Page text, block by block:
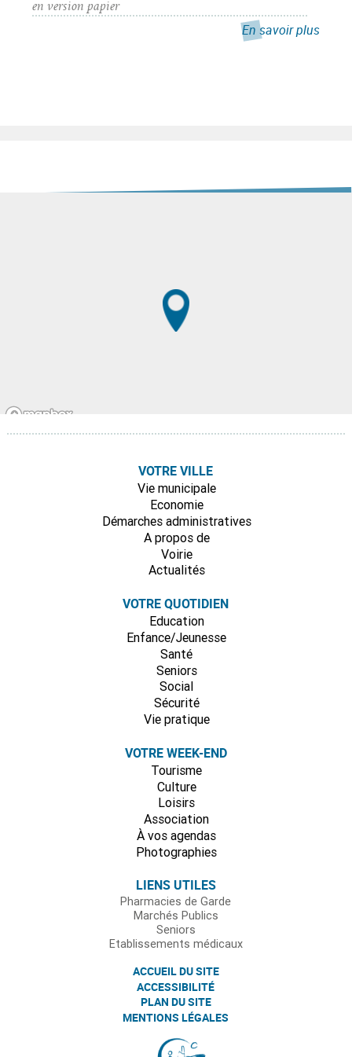
en version papier
En savoir plus
VOTRE VILLE
Vie municipale
Economie
Démarches administratives
A propos de
Voirie
Actualités
VOTRE QUOTIDIEN
Education
Enfance/Jeunesse
Santé
Seniors
Social
Sécurité
Vie pratique
VOTRE WEEK-END
Tourisme
Culture
Loisirs
Association
À vos agendas
Photographies
LIENS UTILES
Pharmacies de Garde
Marchés Publics
Seniors
Etablissements médicaux
ACCUEIL DU SITE
ACCESSIBILITÉ
PLAN DU SITE
MENTIONS LÉGALES